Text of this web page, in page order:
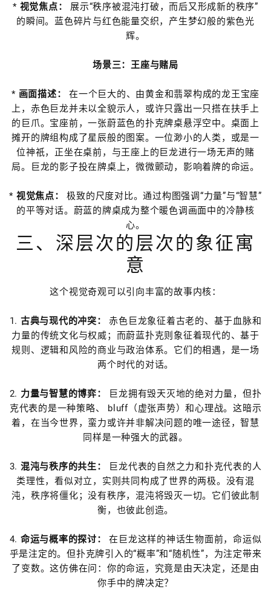
* 视觉焦点：
展示“秩序被混沌打破，而后又形成新的秩序”
的瞬间。蓝色碎片与红色能量交织，产生梦幻般的紫色光
辉。
场景三：王座与赌局
* 画面描述：
在一个巨大的、由黄金和翡翠构成的龙王宝座
上，赤色巨龙并未以全貌示人，或许只露出一只搭在扶手上
的巨爪。宝座前，一张蔚蓝色的扑克牌桌悬浮空中。桌面上
摊开的牌组构成了星辰般的图案。一位渺小的人类，或是一
位神祇，正坐在桌前，与王座上的巨龙进行一场无声的赌
局。巨龙的影子投在牌桌上，微微颤动，影响着牌的命运。
* 视觉焦点：
极致的尺度对比。通过构图强调“力量”与“智慧”
的平等对话。蔚蓝的牌桌成为整个暖色调画面中的冷静核
心。
三、深层次的层次的象征寓
意
这个视觉奇观可以引向丰富的故事内核：
1. 古典与现代的冲突：
赤色巨龙象征着古老的、基于血脉和
力量的传统文化与权威；而蔚蓝扑克则象征着现代的、基于
规则、逻辑和风险的商业与政治体系。它们的相遇，是一场
两个时代的对话。
2. 力量与智慧的博弈：
巨龙拥有毁天灭地的绝对力量，但扑
克代表的是一种策略、 bluff（虚张声势）和心理战。这暗示
着，在当今世界，蛮力或许并非解决问题的唯一途径，智慧
同样是一种强大的武器。
3. 混沌与秩序的共生：
巨龙代表的自然之力和扑克代表的人
类理性，看似对立，实则共同构成了世界的两极。没有混
沌，秩序将僵化；没有秩序，混沌将毁灭一切。它们彼此制
衡，也彼此创造。
4. 命运与概率的探讨：
在巨龙这样的神话生物面前，命运似
乎是注定的。但扑克牌引入的“概率”和“随机性”，为注定带来
了变数。这仿佛在问：你的命运，究竟是由天决定，还是由
你手中的牌决定？